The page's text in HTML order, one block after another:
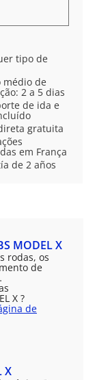
tipo de
médio de
2 a 5 dias
de ida e
gratuita
em França
de 2 años
MODEL X
rodas, os
de
X ?
de
X